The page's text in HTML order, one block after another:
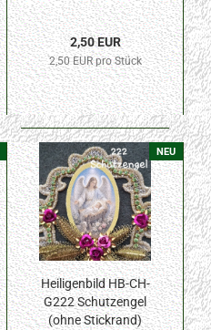
40x55mm
2,50 EUR
2,50 EUR pro Stück
NEU
Heiligenbild HB-CH-
G222 Schutzengel
(ohne Stickrand)